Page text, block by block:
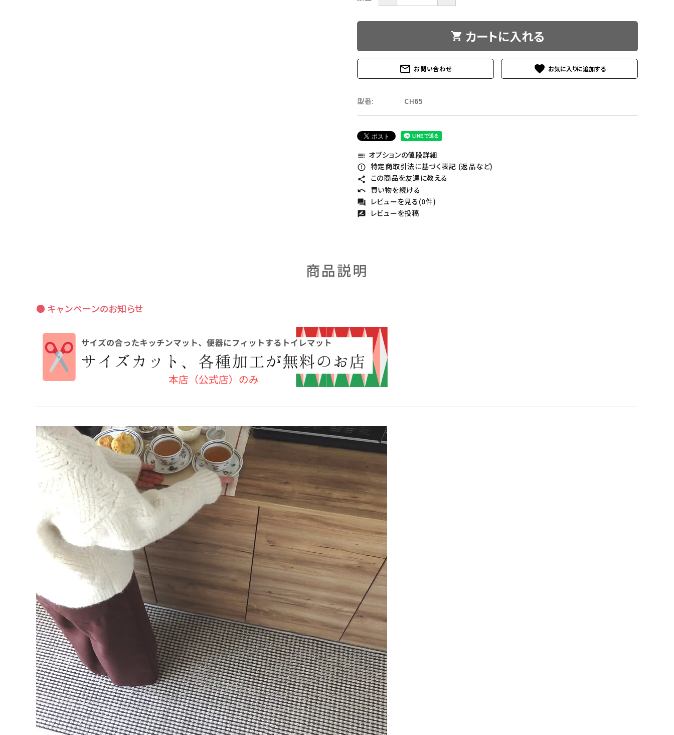
shopping_cart カートに入れる
mail_outline お問い合わせ favorite
型番: CH65
toc オプションの値段詳細
error_outline 特定商取引法に基づく表記 (返品など)
share この商品を友達に教える
undo 買い物を続ける
forum レビューを見る(0件)
rate_review レビューを投稿
商品説明
● キャンペーンのお知らせ